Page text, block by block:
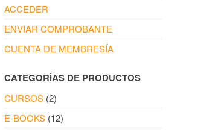
ACCEDER
ENVIAR COMPROBANTE
CUENTA DE MEMBRESÍA
CATEGORÍAS DE PRODUCTOS
CURSOS (2)
E-BOOKS (12)